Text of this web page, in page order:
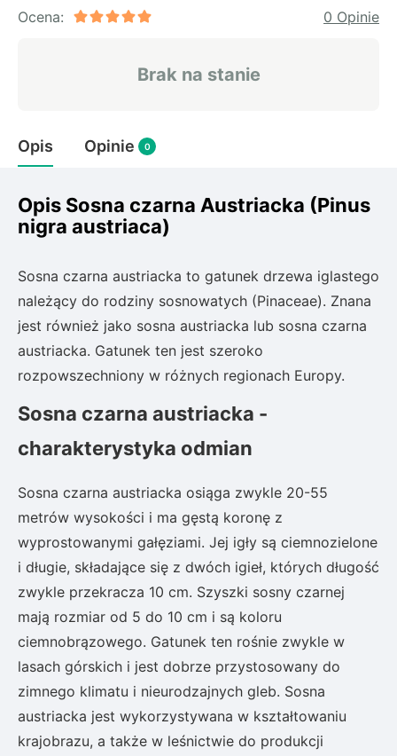
Rudbeckia
Hakonechoa (trawa bambusowa)
Pnącza
Glicynia (wisteria)
Bluszcz
Ewodia (tetradium daniellii)
Ocena:
0 Opinie
Brak na stanie
Opis Opinie 0
Opis Sosna czarna Austriacka (Pinus
nigra austriaca)
Sosna czarna austriacka to gatunek drzewa iglastego
należący do rodziny sosnowatych (Pinaceae). Znana
jest również jako sosna austriacka lub sosna czarna
austriacka. Gatunek ten jest szeroko
rozpowszechniony w różnych regionach Europy.
Sosna czarna austriacka -
charakterystyka odmian
Sosna czarna austriacka osiąga zwykle 20-55
metrów wysokości i ma gęstą koronę z
wyprostowanymi gałęziami. Jej igły są ciemnozielone
i długie, składające się z dwóch igieł, których długość
zwykle przekracza 10 cm. Szyszki sosny czarnej
mają rozmiar od 5 do 10 cm i są koloru
ciemnobrązowego. Gatunek ten rośnie zwykle w
lasach górskich i jest dobrze przystosowany do
zimnego klimatu i nieurodzajnych gleb. Sosna
austriacka jest wykorzystywana w kształtowaniu
krajobrazu, a także w leśnictwie do produkcji